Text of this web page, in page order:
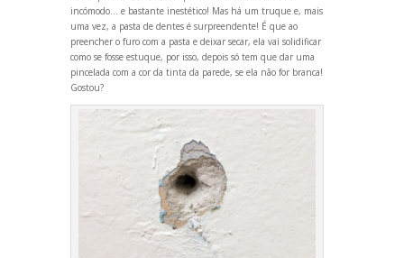
incómodo… e bastante inestético! Mas há um truque e, mais
uma vez, a pasta de dentes é surpreendente! É que ao
preencher o furo com a pasta e deixar secar, ela vai solidificar
como se fosse estuque, por isso, depois só tem que dar uma
pincelada com a cor da tinta da parede, se ela não for branca!
Gostou?